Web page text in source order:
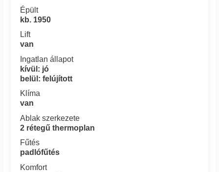
Épült
kb. 1950
Lift
van
Ingatlan állapot
kívül: jó
belül: felújított
Klíma
van
Ablak szerkezete
2 rétegű thermoplan
Fűtés
padlófűtés
Komfort